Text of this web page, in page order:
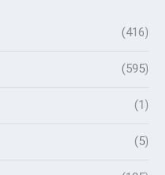
(416)
(595)
(1)
(5)